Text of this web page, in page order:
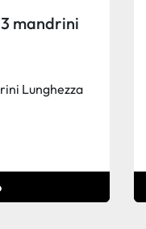
mandrini
Lunghezza